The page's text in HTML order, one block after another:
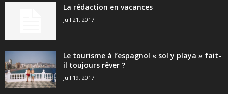
La rédaction en vacances
Juil 21, 2017
Le tourisme à l’espagnol « sol y playa » fait-
il toujours rêver ?
Juil 19, 2017